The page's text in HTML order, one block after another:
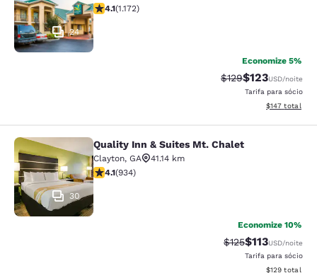
24
classificação 4.09 estrelas. Muito bom. 1172
4.1(1.172)
Economize 5%
Tarifa anterior
$129Tarifa com
$123USD/noite
Tarifa para sócio
Exibir
$147 total
Quality Inn & Suites Mt. Chalet
30
Quality Inn & Suites Mt. Chalet
Clayton, GA
41.14 km
classificação 4.06 estrelas. Muito bom. 934 avaliações
4.1(934)
Economize 10%
Tarifa anterior
$125Tarifa com
$113USD/noite
Tarifa para sócio
Exibir
$129 total